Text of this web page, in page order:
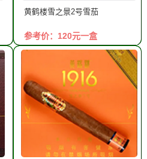
黄鹤楼雪之景2号雪茄
参考价：120元一盒